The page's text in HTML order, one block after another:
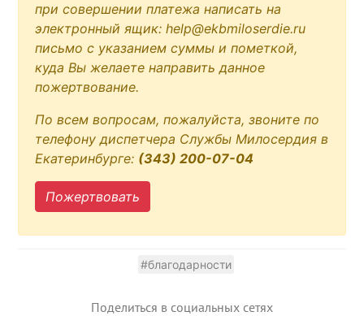
при совершении платежа написать на
электронный ящик: help@ekbmiloserdie.ru
письмо с указанием суммы и пометкой,
куда Вы желаете направить данное
пожертвование.
По всем вопросам, пожалуйста, звоните по
телефону диспетчера Службы Милосердия в
Екатеринбурге: (343) 200-07-04
Пожертвовать
#благодарности
Поделиться в социальных сетях